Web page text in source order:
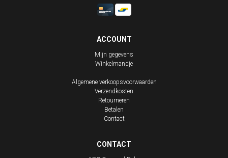
ACCOUNT
Mijn gegevens
Winkelmandje
Algemene verkoopsvoorwaarden
Verzendkosten
Retourneren
Betalen
Contact
CONTACT